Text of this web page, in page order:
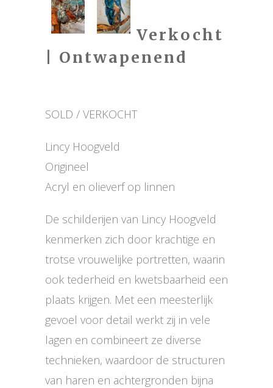
Verkocht
| Ontwapenend
SOLD / VERKOCHT
Lincy Hoogveld
Origineel
Acryl en olieverf op linnen
De schilderijen van Lincy Hoogveld
kenmerken zich door krachtige en
trotse vrouwelijke portretten, waarin
ook tederheid en kwetsbaarheid een
plaats krijgen. Met een meesterlijk
gevoel voor detail werkt zij in vele
lagen en combineert ze diverse
technieken, waardoor de structuren
van haren en achtergronden bijna